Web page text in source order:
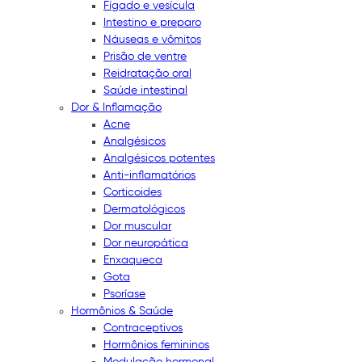
Fígado e vesícula
Intestino e preparo
Náuseas e vômitos
Prisão de ventre
Reidratação oral
Saúde intestinal
Dor & Inflamação
Acne
Analgésicos
Analgésicos potentes
Anti-inflamatórios
Corticoides
Dermatológicos
Dor muscular
Dor neuropática
Enxaqueca
Gota
Psoríase
Hormônios & Saúde
Contraceptivos
Hormônios femininos